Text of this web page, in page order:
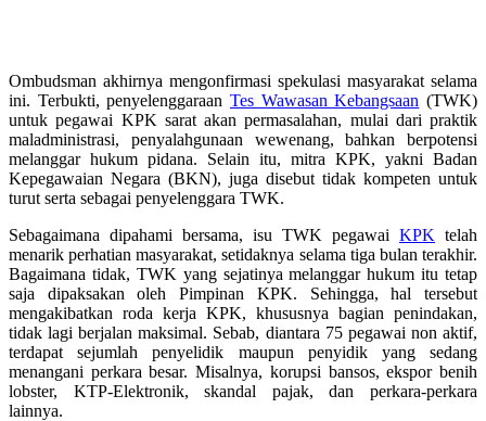
Ombudsman akhirnya mengonfirmasi spekulasi masyarakat selama
ini. Terbukti, penyelenggaraan Tes Wawasan Kebangsaan (TWK)
untuk pegawai KPK sarat akan permasalahan, mulai dari praktik
maladministrasi, penyalahgunaan wewenang, bahkan berpotensi
melanggar hukum pidana. Selain itu, mitra KPK, yakni Badan
Kepegawaian Negara (BKN), juga disebut tidak kompeten untuk
turut serta sebagai penyelenggara TWK.
Sebagaimana dipahami bersama, isu TWK pegawai KPK telah
menarik perhatian masyarakat, setidaknya selama tiga bulan terakhir.
Bagaimana tidak, TWK yang sejatinya melanggar hukum itu tetap
saja dipaksakan oleh Pimpinan KPK. Sehingga, hal tersebut
mengakibatkan roda kerja KPK, khususnya bagian penindakan,
tidak lagi berjalan maksimal. Sebab, diantara 75 pegawai non aktif,
terdapat sejumlah penyelidik maupun penyidik yang sedang
menangani perkara besar. Misalnya, korupsi bansos, ekspor benih
lobster, KTP-Elektronik, skandal pajak, dan perkara-perkara
lainnya.